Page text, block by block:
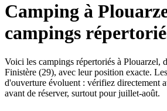
Camping à
campings
Voici les campings répertoriés à Plouarzel,
Finistère (29), avec leur position exacte.
d'ouverture évoluent : vérifiez directement
avant de réserver, surtout pour juillet-août.